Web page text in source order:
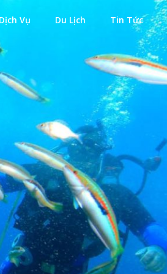
Dịch Vụ Du Lịch Tin Tức